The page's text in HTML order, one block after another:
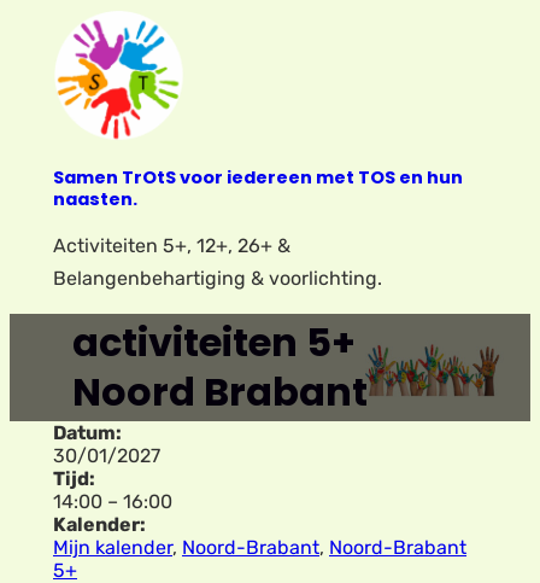
inhoud
Samen TrOtS voor iedereen met TOS en hun
naasten.
Activiteiten 5+, 12+, 26+ &
Belangenbehartiging & voorlichting.
activiteiten 5+
Noord Brabant
Datum:
30/01/2027
Tijd:
14:00 – 16:00
Kalender:
Mijn kalender, Noord-Brabant, Noord-Brabant
5+